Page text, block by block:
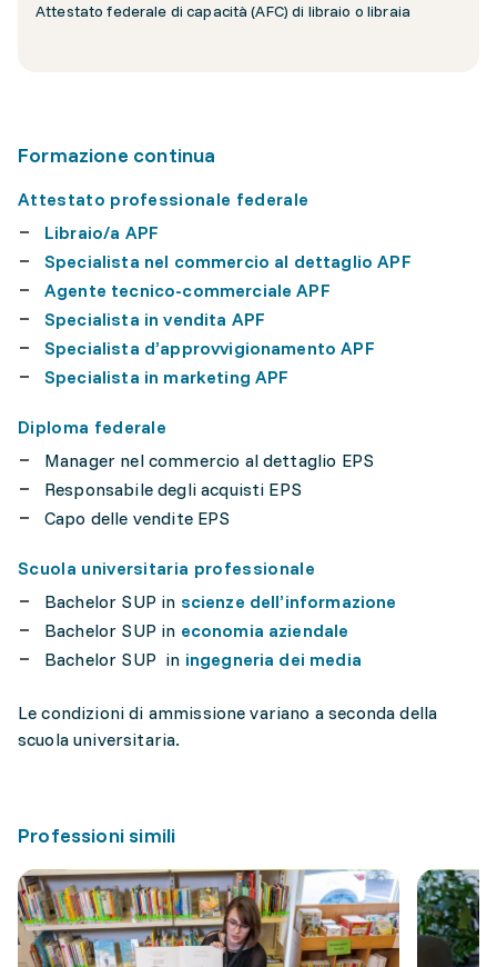
Attestato federale di capacità (AFC) di libraio o libraia
Formazione continua
Attestato professionale federale
Libraio/a APF
Specialista nel commercio al dettaglio APF
Agente tecnico-commerciale APF
Specialista in vendita APF
Specialista d’approvvigionamento APF
Specialista in marketing APF
Diploma federale
Manager nel commercio al dettaglio EPS
Responsabile degli acquisti EPS
Capo delle vendite EPS
Scuola universitaria professionale
Bachelor SUP in scienze dell’informazione
Bachelor SUP in economia aziendale
Bachelor SUP in ingegneria dei media
Le condizioni di ammissione variano a seconda della
scuola universitaria.
Professioni simili